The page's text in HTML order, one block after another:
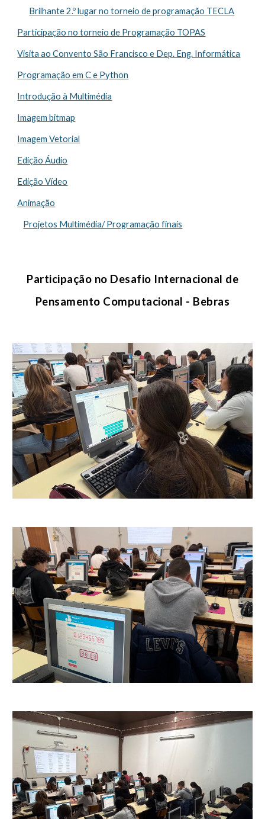
Brilhante 2.º lugar no torneio de programação TECLA
Participação no torneio de Programação TOPAS
Visita ao Convento São Francisco e Dep. Eng. Informática
Programação em C e Python
Introdução à Multimédia
Imagem bitmap
Imagem Vetorial
Edição Áudio
Edição Vídeo
Animação
Projetos Multimédia/ Programação finais
Participação no Desafio Internacional de
Pensamento Computacional - Bebras